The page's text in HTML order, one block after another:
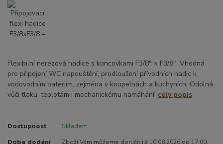
Flexibilní nerezová hadice s koncovkami F3/8" × F3/8". Vhodná
pro připojení WC napouštění, prodloužení přívodních hadic k
vodovodním bateriím, zejména v koupelnách a kuchyních. Odolná
vůči tlaku, teplotám i mechanickému namáhání. celý popis
Dostupnost Skladem
Doba dodání
Zboží Vám můžeme doručit již 10.08.2026 do 17:00.